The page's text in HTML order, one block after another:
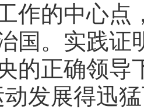
作的中心点
国。实践证
的正确领导
动发展得迅